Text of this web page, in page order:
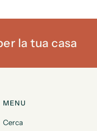
la tua casa
MENU
Cerca